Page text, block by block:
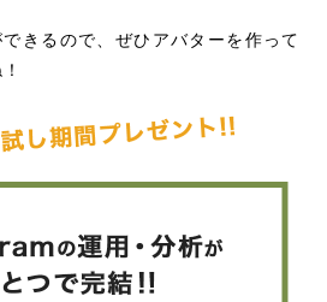
きるので、ぜひアバターを作って